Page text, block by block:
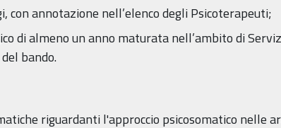
con annotazione nell’elenco degli Psicoterapeuti;
di almeno un anno maturata nell’ambito di
bando.
riguardanti l'approccio psicosomatico nelle